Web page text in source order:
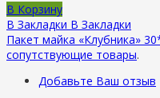
В Корзину
В Закладки В Закладки
Пакет майка «Клубника»
сопутствующие товары.
Добавьте Ваш отзыв